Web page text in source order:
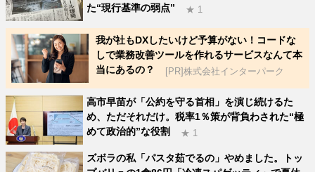
た“現行基準の弱点”
★ 1
我が社もDXしたいけど予算がない！コードな
しで業務改善ツールを作れるサービスなんて本
当にあるの？
[PR]株式会社インターパーク
高市早苗が「公約を守る首相」を演じ続けるた
め、ただそれだけ。税率1％策が背負わされた“極
めて政治的”な役割
★ 1
ズボラの私「パスタ茹でるの」やめました。トッ